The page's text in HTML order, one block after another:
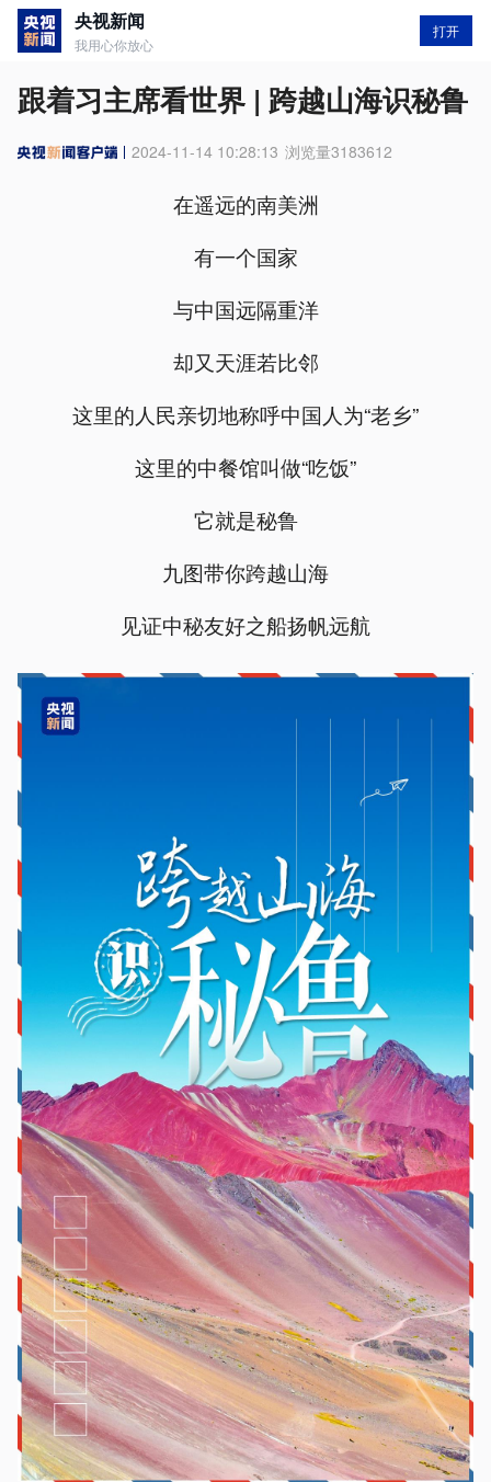
央视新闻
我用心你放心
打开
跟着习主席看世界 | 跨越山海识秘鲁
2024-11-14 10:28:13 浏览量3183612
在遥远的南美洲
有一个国家
与中国远隔重洋
却又天涯若比邻
这里的人民亲切地称呼中国人为“老乡”
这里的中餐馆叫做“吃饭”
它就是秘鲁
九图带你跨越山海
见证中秘友好之船扬帆远航